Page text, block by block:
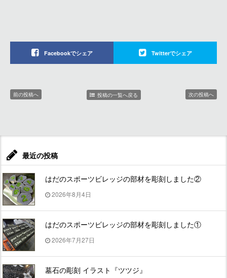
Facebookでシェア Twitterでシェア
前の投稿へ 投稿の一覧へ戻る 次の投稿へ
最近の投稿
はだのスポーツビレッジの部材を彫刻しました②
2026年8月4日
はだのスポーツビレッジの部材を彫刻しました①
2026年7月27日
墓石の彫刻 イラスト『ツツジ』